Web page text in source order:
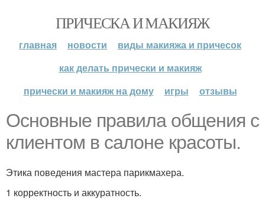
ПРИЧЕСКА И МАКИЯЖ
главная новости
виды макияжа и причесок
как делать прически и макияж
прически и макияж на дому
игры отзывы
Основные правила общения с
клиентом в салоне красоты.
Этика поведения мастера парикмахера.
1 корректность и аккуратность.